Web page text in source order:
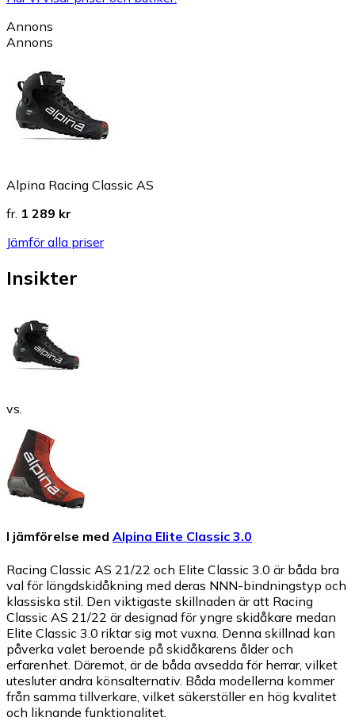
Annons
Annons
Alpina Racing Classic AS
fr. 1 289 kr
Jämför alla priser
Insikter
vs.
I jämförelse med Alpina Elite Classic 3.0
Racing Classic AS 21/22 och Elite Classic 3.0 är båda bra
val för längdskidåkning med deras NNN-bindningstyp och
klassiska stil. Den viktigaste skillnaden är att Racing
Classic AS 21/22 är designad för yngre skidåkare medan
Elite Classic 3.0 riktar sig mot vuxna. Denna skillnad kan
påverka valet beroende på skidåkarens ålder och
erfarenhet. Däremot, är de båda avsedda för herrar, vilket
utesluter andra könsalternativ. Båda modellerna kommer
från samma tillverkare, vilket säkerställer en hög kvalitet
och liknande funktionalitet.